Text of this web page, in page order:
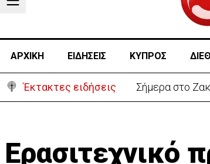
ΑΡΧΙΚΗ ΕΙΔΗΣΕΙΣ ΚΥΠΡΟΣ
Έκτακτες ειδήσεις Σήμερα στο
Ερασιτεχνικό